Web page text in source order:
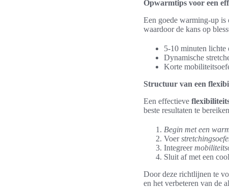
Opwarmtips voor een
Een goede warming-up is
waardoor de kans op
5-10 minuten lichte
Dynamische
Korte
Structuur van een
Een effectieve
beste resultaten te
Begin met een
Voer
Integreer
Sluit af met een
Door deze richtlijnen te
en het verbeteren van de